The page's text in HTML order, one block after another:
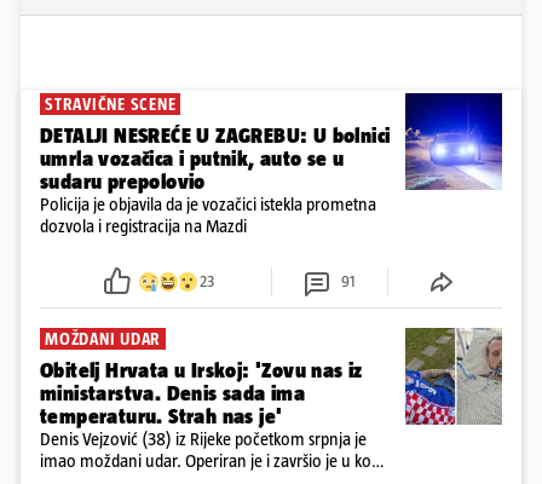
STRAVIČNE SCENE
DETALJI NESREĆE U ZAGREBU: U bolnici
umrla vozačica i putnik, auto se u
sudaru prepolovio
Policija je objavila da je vozačici istekla prometna
dozvola i registracija na Mazdi
23 91
MOŽDANI UDAR
Obitelj Hrvata u Irskoj: 'Zovu nas iz
ministarstva. Denis sada ima
temperaturu. Strah nas je'
Denis Vejzović (38) iz Rijeke početkom srpnja je
imao moždani udar. Operiran je i završio je u komi.